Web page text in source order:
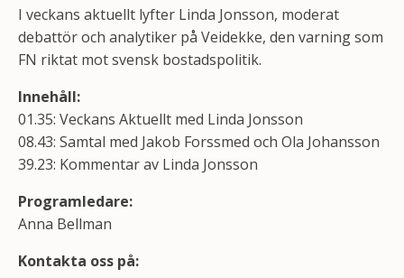
I veckans aktuellt lyfter Linda Jonsson, moderat
debattör och analytiker på Veidekke, den varning som
FN riktat mot svensk bostadspolitik.
Innehåll:
01.35: Veckans Aktuellt med Linda Jonsson
08.43: Samtal med Jakob Forssmed och Ola Johansson
39.23: Kommentar av Linda Jonsson
Programledare:
Anna Bellman
Kontakta oss på: